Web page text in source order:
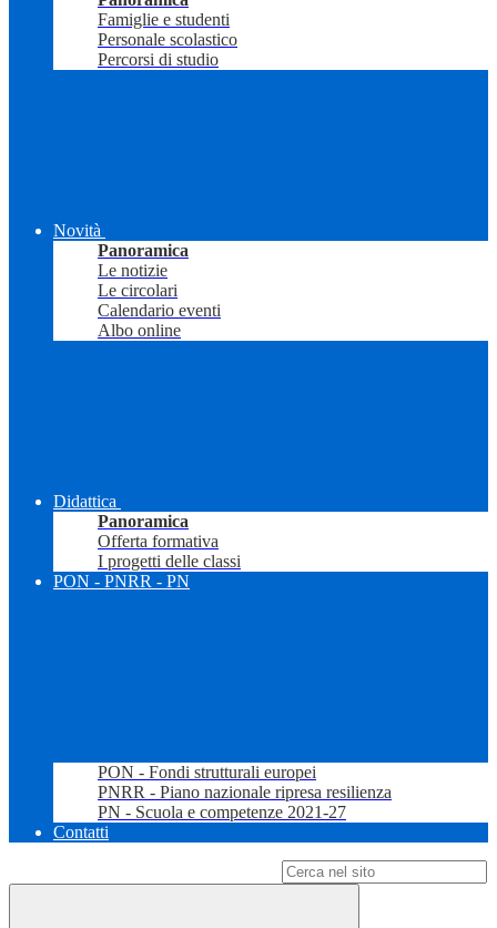
Famiglie e studenti
Personale scolastico
Percorsi di studio
Novità
Panoramica
Le notizie
Le circolari
Calendario eventi
Albo online
Didattica
Panoramica
Offerta formativa
I progetti delle classi
PON - PNRR - PN
PON - Fondi strutturali europei
PNRR - Piano nazionale ripresa resilienza
PN - Scuola e competenze 2021-27
Contatti